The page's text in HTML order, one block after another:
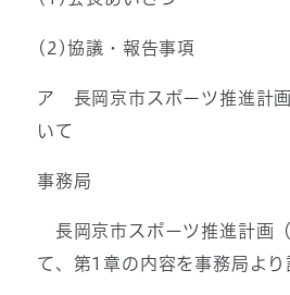
(2)協議・報告事項
ア 長岡京市スポーツ推進計
いて
事務局
長岡京市スポーツ推進計画
て、第1章の内容を事務局より